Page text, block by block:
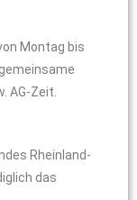
Montag bis
AG-Zeit.
Rheinland-
das